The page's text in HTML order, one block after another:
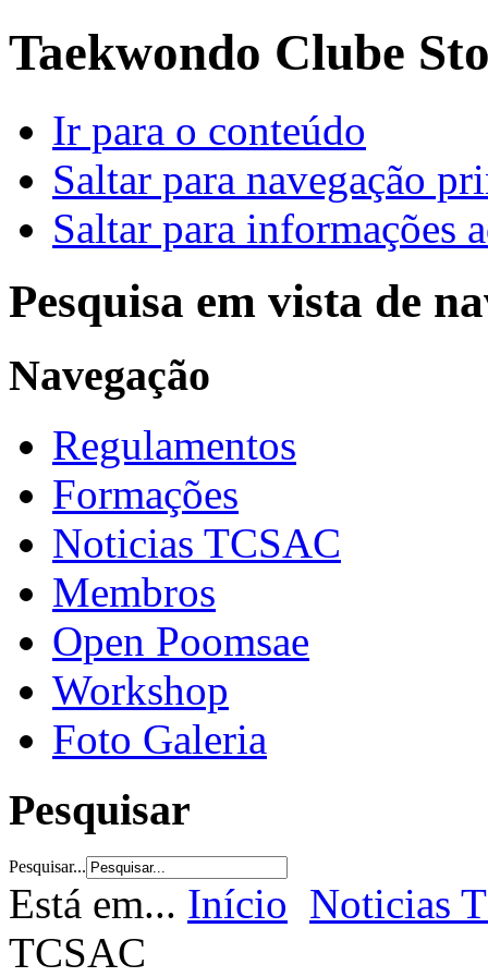
Taekwondo Clube
Ir para o conteúdo
Saltar para navegação
Saltar para informações
Pesquisa em vista de
Navegação
Regulamentos
Formações
Noticias TCSAC
Membros
Open Poomsae
Workshop
Foto Galeria
Pesquisar
Pesquisar...
Está em... Início Noticias
TCSAC